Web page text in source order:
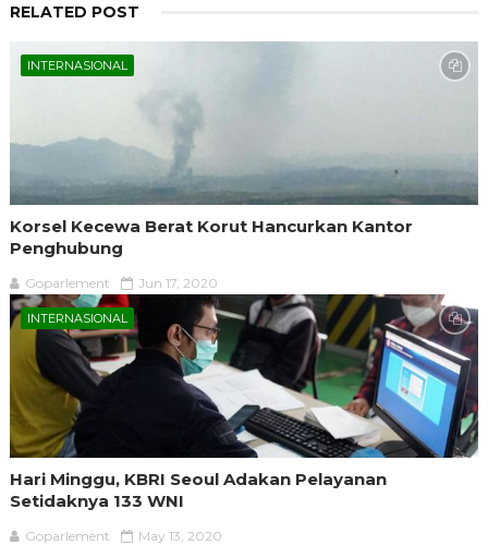
RELATED POST
INTERNASIONAL
Korsel Kecewa Berat Korut Hancurkan Kantor
Penghubung
Goparlement Jun 17, 2020
INTERNASIONAL
Hari Minggu, KBRI Seoul Adakan Pelayanan
Setidaknya 133 WNI
Goparlement May 13, 2020